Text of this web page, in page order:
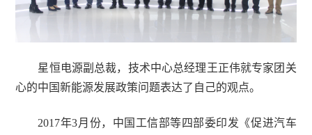
星恒电源副总裁，技术中心总经理王正伟就专家团关
心的中国新能源发展政策问题表达了自己的观点。
2017年3月份，中国工信部等四部委印发《促进汽车